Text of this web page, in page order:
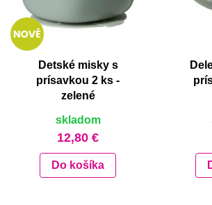
Detské misky s
prísavkou 2 ks -
zelené
skladom
12,80 €
Do košíka